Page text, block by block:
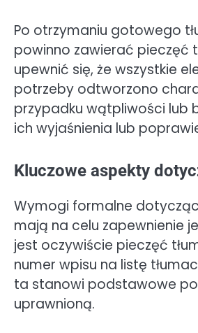
Po otrzymaniu gotowego
powinno zawierać pieczęć
upewnić się, że wszystkie
potrzeby odtworzono
przypadku wątpliwości lub
ich wyjaśnienia lub
Kluczowe aspekty
Wymogi formalne
mają na celu zapewnienie
jest oczywiście pieczęć
numer wpisu na listę
ta stanowi podstawowe
uprawnioną.